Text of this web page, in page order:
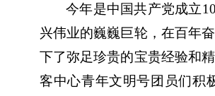
今年是中国共产党成立
兴伟业的巍巍巨轮，在百年
下了弥足珍贵的宝贵经验和
客中心青年文明号团员们积